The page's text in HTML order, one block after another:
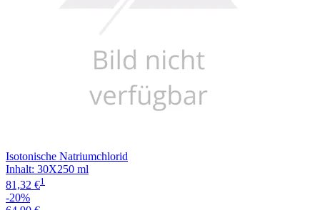
Isotonische Natriumchlorid
Inhalt: 30X250 ml
81,32 €1
-20%